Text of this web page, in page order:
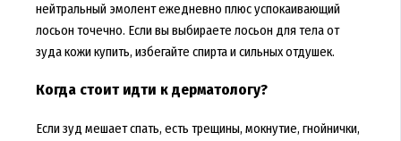
нейтральный эмолент ежедневно плюс успокаивающий
лосьон точечно. Если вы выбираете лосьон для тела от
зуда кожи купить, избегайте спирта и сильных отдушек.
Когда стоит идти к дерматологу?
Если зуд мешает спать, есть трещины, мокнутие, гнойнички,